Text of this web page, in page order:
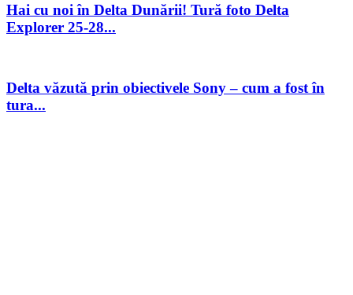
Hai cu noi în Delta Dunării! Tură foto Delta
Explorer 25-28...
Delta văzută prin obiectivele Sony – cum a fost în
tura...